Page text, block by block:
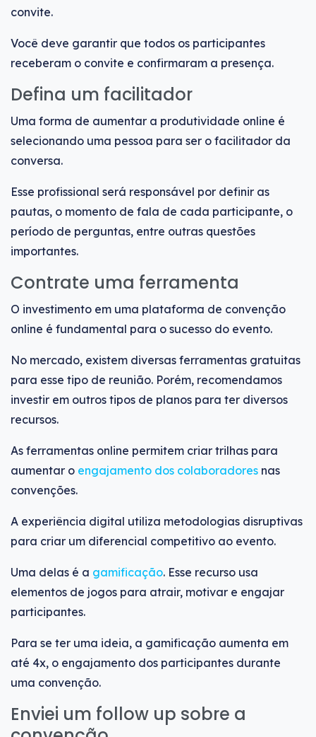
convite.
Você deve garantir que todos os participantes
receberam o convite e confirmaram a presença.
Defina um facilitador
Uma forma de aumentar a produtividade online é
selecionando uma pessoa para ser o facilitador da
conversa.
Esse profissional será responsável por definir as
pautas, o momento de fala de cada participante, o
período de perguntas, entre outras questões
importantes.
Contrate uma ferramenta
O investimento em uma plataforma de convenção
online é fundamental para o sucesso do evento.
No mercado, existem diversas ferramentas gratuitas
para esse tipo de reunião. Porém, recomendamos
investir em outros tipos de planos para ter diversos
recursos.
As ferramentas online permitem criar trilhas para
aumentar o engajamento dos colaboradores nas
convenções.
A experiência digital utiliza metodologias disruptivas
para criar um diferencial competitivo ao evento.
Uma delas é a gamificação. Esse recurso usa
elementos de jogos para atrair, motivar e engajar
participantes.
Para se ter uma ideia, a gamificação aumenta em
até 4x, o engajamento dos participantes durante
uma convenção.
Enviei um follow up sobre a